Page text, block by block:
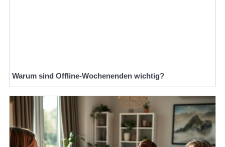
Warum sind Offline-Wochenenden wichtig?